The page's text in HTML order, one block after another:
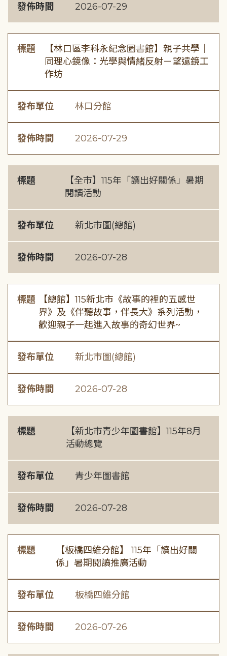
發佈時間 2026-07-29
標題
【林口區李科永紀念圖書館】親子共學｜
同理心鏡像：光學與情緒反射－望遠鏡工
作坊
發布單位 林口分館
發佈時間 2026-07-29
標題
【全市】115年「讀出好關係」暑期
閱讀活動
發布單位 新北市圖(總館)
發佈時間 2026-07-28
標題
【總館】115新北市《故事的裡的五感世
界》及《伴聽故事，伴長大》系列活動，
歡迎親子一起進入故事的奇幻世界~
發布單位 新北市圖(總館)
發佈時間 2026-07-28
標題
【新北市青少年圖書館】115年8月
活動總覽
發布單位 青少年圖書館
發佈時間 2026-07-28
標題
【板橋四維分館】 115年「讀出好關
係」暑期閱讀推廣活動
發布單位 板橋四維分館
發佈時間 2026-07-26